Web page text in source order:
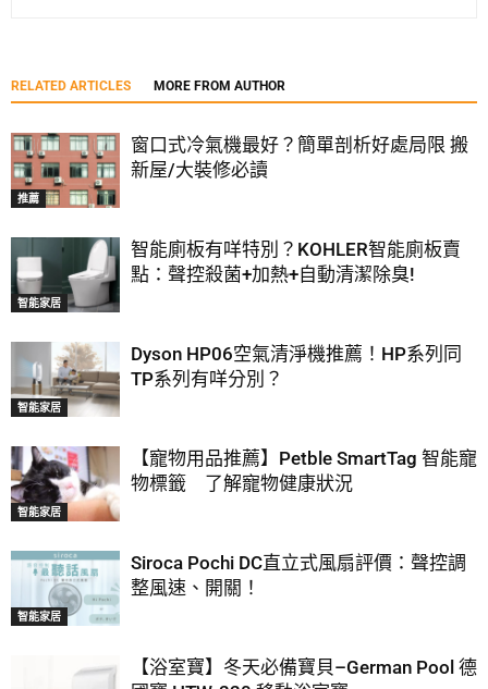
RELATED ARTICLES MORE FROM AUTHOR
推薦
窗口式冷氣機最好？簡單剖析好處局限 搬
新屋/大裝修必讀
智能家居
智能廁板有咩特別？KOHLER智能廁板賣
點：聲控殺菌+加熱+自動清潔除臭!
智能家居
Dyson HP06空氣清淨機推薦！HP系列同
TP系列有咩分別？
智能家居
【寵物用品推薦】Petble SmartTag 智能寵
物標籤 了解寵物健康狀況
智能家居
Siroca Pochi DC直立式風扇評價：聲控調
整風速、開關！
【浴室寶】冬天必備寶貝–German Pool 德